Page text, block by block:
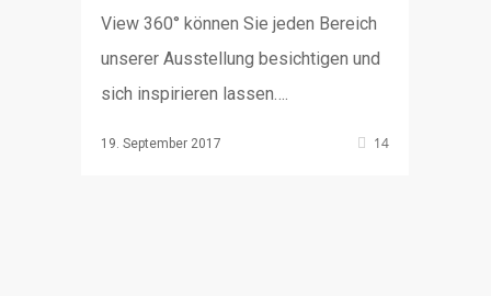
View 360° können Sie jeden Bereich
unserer Ausstellung besichtigen und
sich inspirieren lassen….
19. September 2017 14